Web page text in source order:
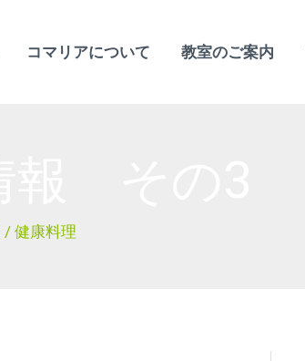
コマリアについて 教室のご案内
/ 健康料理